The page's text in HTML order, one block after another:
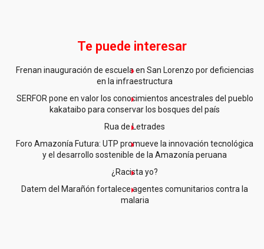
Te puede interesar
Frenan inauguración de escuela en San Lorenzo por deficiencias
en la infraestructura
SERFOR pone en valor los conocimientos ancestrales del pueblo
kakataibo para conservar los bosques del país
Rua de Letrades
Foro Amazonía Futura: UTP promueve la innovación tecnológica
y el desarrollo sostenible de la Amazonía peruana
¿Racista yo?
Datem del Marañón fortalece agentes comunitarios contra la
malaria